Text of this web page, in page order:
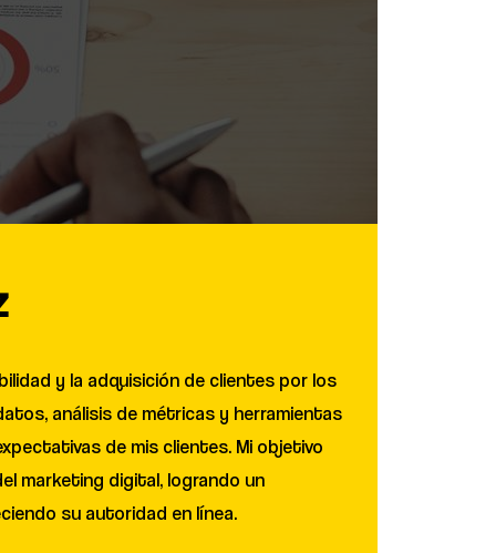
y la adquisición de clientes por los
análisis de métricas y herramientas
de mis clientes. Mi objetivo
marketing digital, logrando un
su autoridad en línea.